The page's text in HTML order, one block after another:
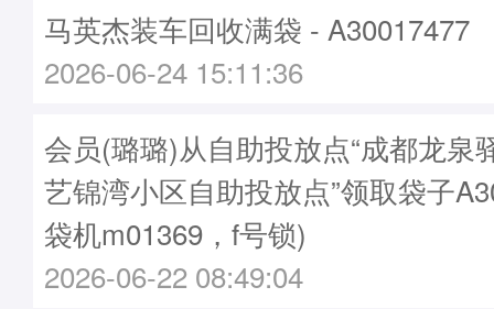
马英杰装车回收满袋 - A30017477
2026-06-24 15:11:36
会员(璐璐)从自助投放点“成都龙泉
艺锦湾小区自助投放点”领取袋子
袋机m01369，f号锁)
2026-06-22 08:49:04